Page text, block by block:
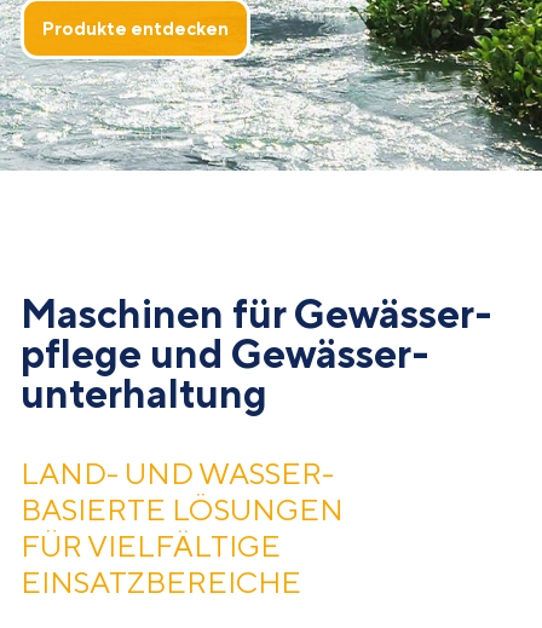
Produkte entdecken
Maschinen für Gewässer­
pflege und Gewässer­
unterhaltung
LAND- UND WASSER­
BASIERTE LÖSUNGEN
FÜR VIELFÄLTIGE
EINSATZBEREICHE